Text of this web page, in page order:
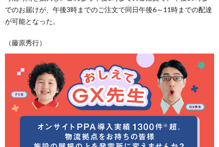
でのお届けが、午後3時までのご注文で同日午後6～11時までの配達
が可能となった。
（藤原秀行）